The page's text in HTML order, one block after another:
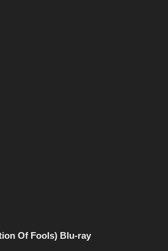
Of Fools) Blu-ray